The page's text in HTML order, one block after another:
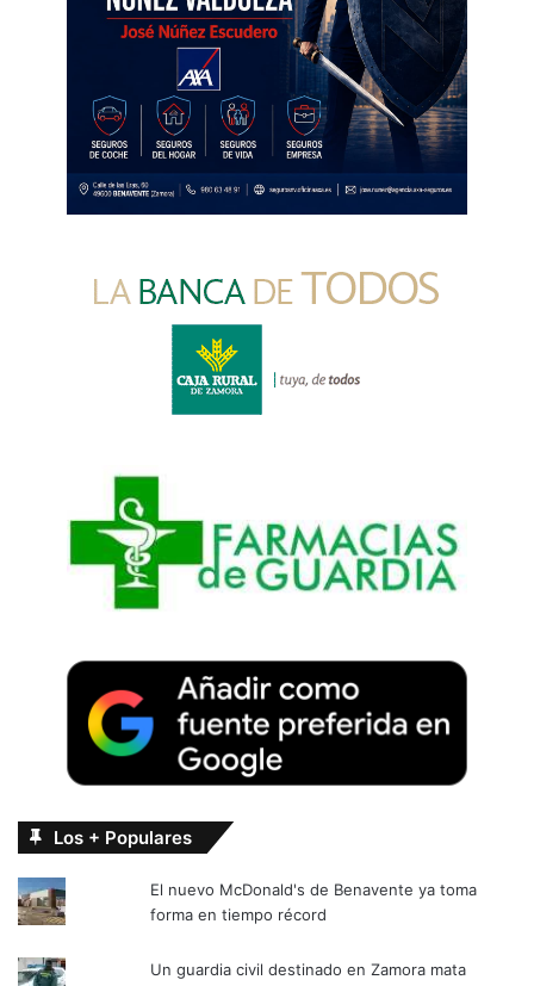
Los + Populares
El nuevo McDonald's de Benavente ya toma
forma en tiempo récord
Un guardia civil destinado en Zamora mata